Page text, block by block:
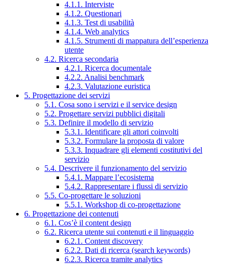
4.1.1. Interviste
4.1.2. Questionari
4.1.3. Test di usabilità
4.1.4. Web analytics
4.1.5. Strumenti di mappatura dell’esperienza
utente
4.2. Ricerca secondaria
4.2.1. Ricerca documentale
4.2.2. Analisi benchmark
4.2.3. Valutazione euristica
5. Progettazione dei servizi
5.1. Cosa sono i servizi e il service design
5.2. Progettare servizi pubblici digitali
5.3. Definire il modello di servizio
5.3.1. Identificare gli attori coinvolti
5.3.2. Formulare la proposta di valore
5.3.3. Inquadrare gli elementi costitutivi del
servizio
5.4. Descrivere il funzionamento del servizio
5.4.1. Mappare l’ecosistema
5.4.2. Rappresentare i flussi di servizio
5.5. Co-progettare le soluzioni
5.5.1. Workshop di co-progettazione
6. Progettazione dei contenuti
6.1. Cos’è il content design
6.2. Ricerca utente sui contenuti e il linguaggio
6.2.1. Content discovery
6.2.2. Dati di ricerca (search keywords)
6.2.3. Ricerca tramite analytics